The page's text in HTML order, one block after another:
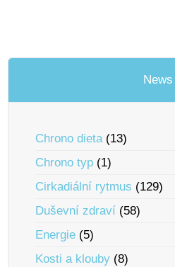
News
Chrono dieta(13)
Chrono typ (1)
Cirkadiální rytmus (129)
Duševní zdraví (58)
Energie (5)
Kosti a klouby (8)